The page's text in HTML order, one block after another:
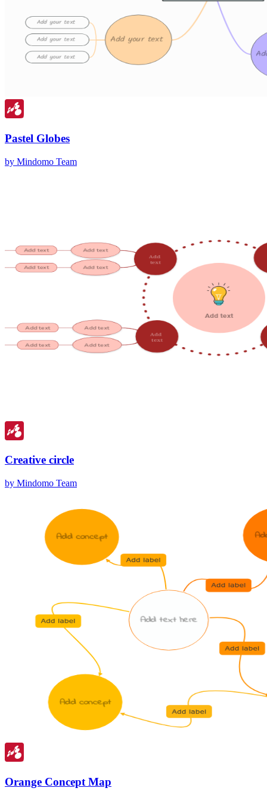
Pastel Globes
by Mindomo Team
Creative circle
by Mindomo Team
Orange Concept Map